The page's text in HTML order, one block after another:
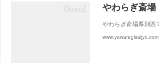
やわらぎ斎
やわらぎ斎場厚別西
www.yawaragisaijyo.com